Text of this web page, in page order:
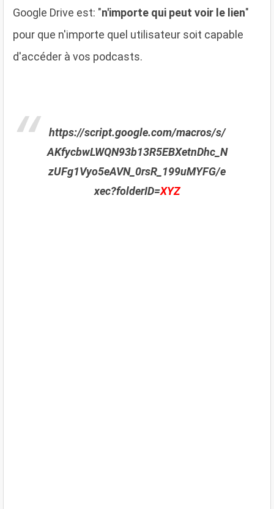
Google Drive est: "n'importe qui peut voir le lien"
pour que n'importe quel utilisateur soit capable
d'accéder à vos podcasts.
https://script.google.com/macros/s/
AKfycbwLWQN93b13R5EBXetnDhc_N
zUFg1Vyo5eAVN_0rsR_199uMYFG/e
xec?folderID=XYZ